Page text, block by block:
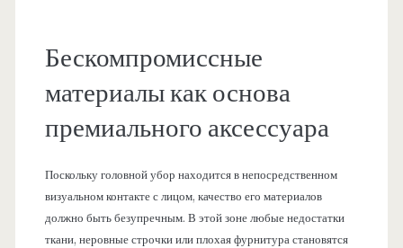
Бескомпромиссные
материалы как основа
премиального аксессуара
Поскольку головной убор находится в непосредственном
визуальном контакте с лицом, качество его материалов
должно быть безупречным. В этой зоне любые недостатки
ткани, неровные строчки или плохая фурнитура становятся